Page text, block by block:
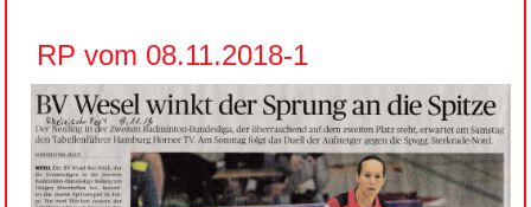
RP vom 08.11.2018-1